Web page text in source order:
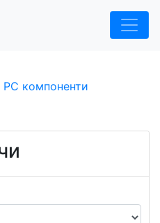
компоненти